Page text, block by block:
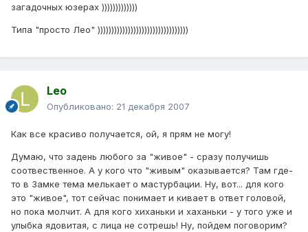
загадочных юзерах )))))))))))))
Типа "просто Лео" )))))))))))))))))))))))))))))))))
Leo
Опубликовано: 21 декабря 2007
Как все красиво получается, ой, я прям не могу!
Думаю, что задень любого за "живое" - сразу получишь
соотвественное. А у кого что "живым" оказывается? Там где-
то в Замке тема мелькает о мастурбации. Ну, вот... для кого
это "живое", тот сейчас понимает и кивает в ответ головой,
но пока молчит. А для кого хиханьки и хаханьки - у того уже и
улыбка ядовитая, с лица не сотрешь! Ну, пойдем поговорим?